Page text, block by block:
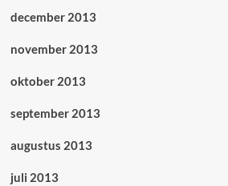
december 2013
november 2013
oktober 2013
september 2013
augustus 2013
juli 2013